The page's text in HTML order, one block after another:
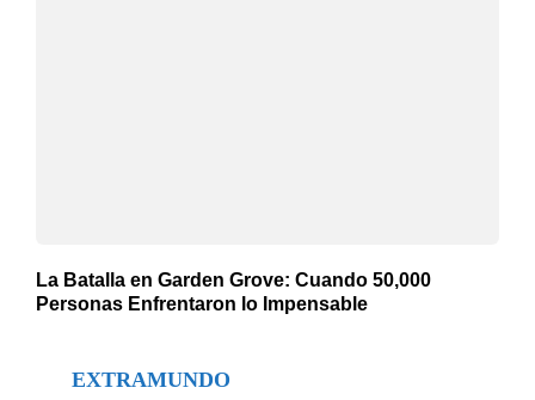
La Batalla en Garden Grove: Cuando 50,000
Personas Enfrentaron lo Impensable
EXTRAMUNDO